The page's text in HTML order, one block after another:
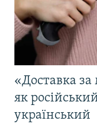
«Доставка за
як
український